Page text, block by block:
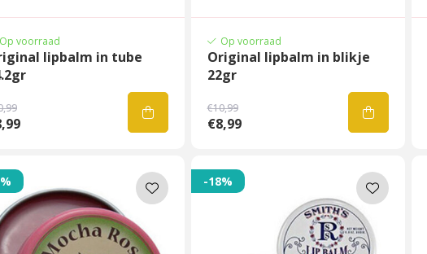
Op voorraad
lipbalm in tube
Op voorraad
Original lipbalm in blikje
22gr
€10,99
€8,99
-18%